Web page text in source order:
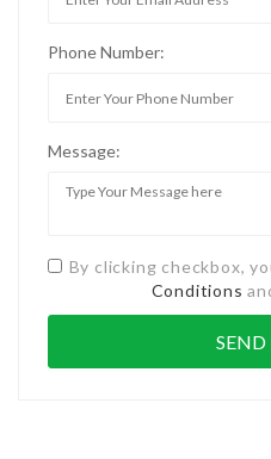
Phone Number:
Message:
By clicking checkbox,
Conditions